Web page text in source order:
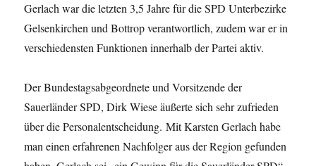
Gerlach war die letzten 3,5 Jahre für die SPD Unterbezirke
Gelsenkirchen und Bottrop verantwortlich, zudem war er in
verschiedensten Funktionen innerhalb der Partei aktiv.
Der Bundestagsabgeordnete und Vorsitzende der
Sauerländer SPD, Dirk Wiese äußerte sich sehr zufrieden
über die Personalentscheidung. Mit Karsten Gerlach habe
man einen erfahrenen Nachfolger aus der Region gefunden